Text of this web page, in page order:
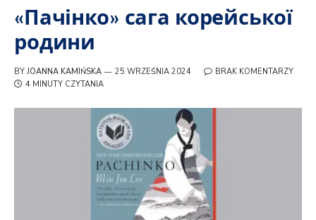
«Пачінко» сага корейської
родини
BY JOANNA KAMIŃSKA 25 WRZEŚNIA 2024
BRAK KOMENTARZY
4 MINUTY CZYTANIA